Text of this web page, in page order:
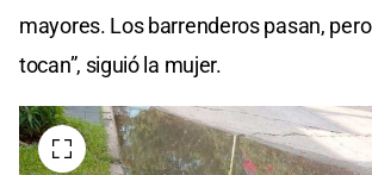
mayores. Los barrenderos pasan,
tocan”, siguió la mujer.